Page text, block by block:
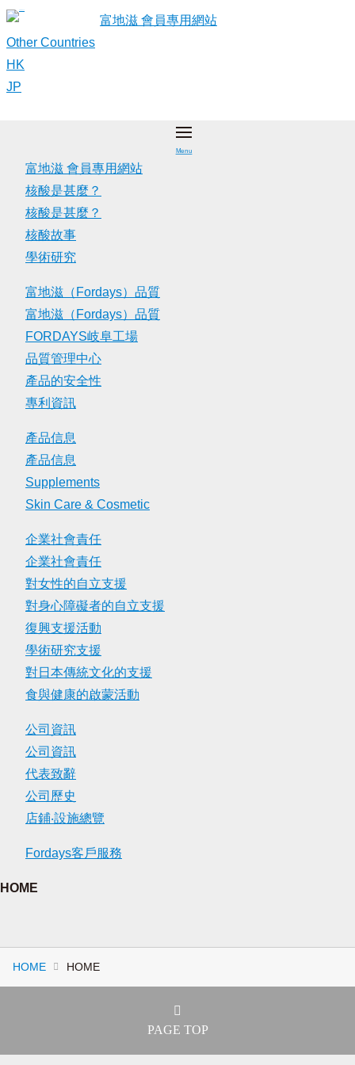
Skip
富地滋 會員專用網站
Other Countries
HK
JP
Menu
富地滋 會員專用網站
核酸是甚麼？
核酸是甚麼？
核酸故事
學術研究
富地滋（Fordays）品質
富地滋（Fordays）品質
FORDAYS岐阜工場
品質管理中心
產品的安全性
專利資訊
產品信息
產品信息
Supplements
Skin Care & Cosmetic
企業社會責任
企業社會責任
對女性的自立支援
對身心障礙者的自立支援
復興支援活動
學術研究支援
對日本傳統文化的支援
食與健康的啟蒙活動
公司資訊
公司資訊
代表致辭
公司歷史
店鋪‧設施總覽
Fordays客戶服務
HOME
HOME HOME
PAGE TOP